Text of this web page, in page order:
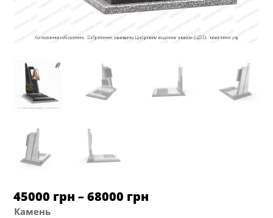
45000 грн –68000 грнДиапазон
цен:
Камень